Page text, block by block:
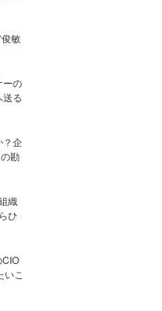
敏
ーの
送る
？企
勘
織
ひ
いこ